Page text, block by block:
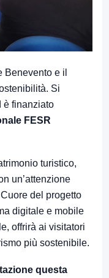
Benevento e il
Si
è finanziato
FESR
turistico,
un’attenzione
del progetto
digitale e mobile
offrirà ai visitatori
più sostenibile.
questa